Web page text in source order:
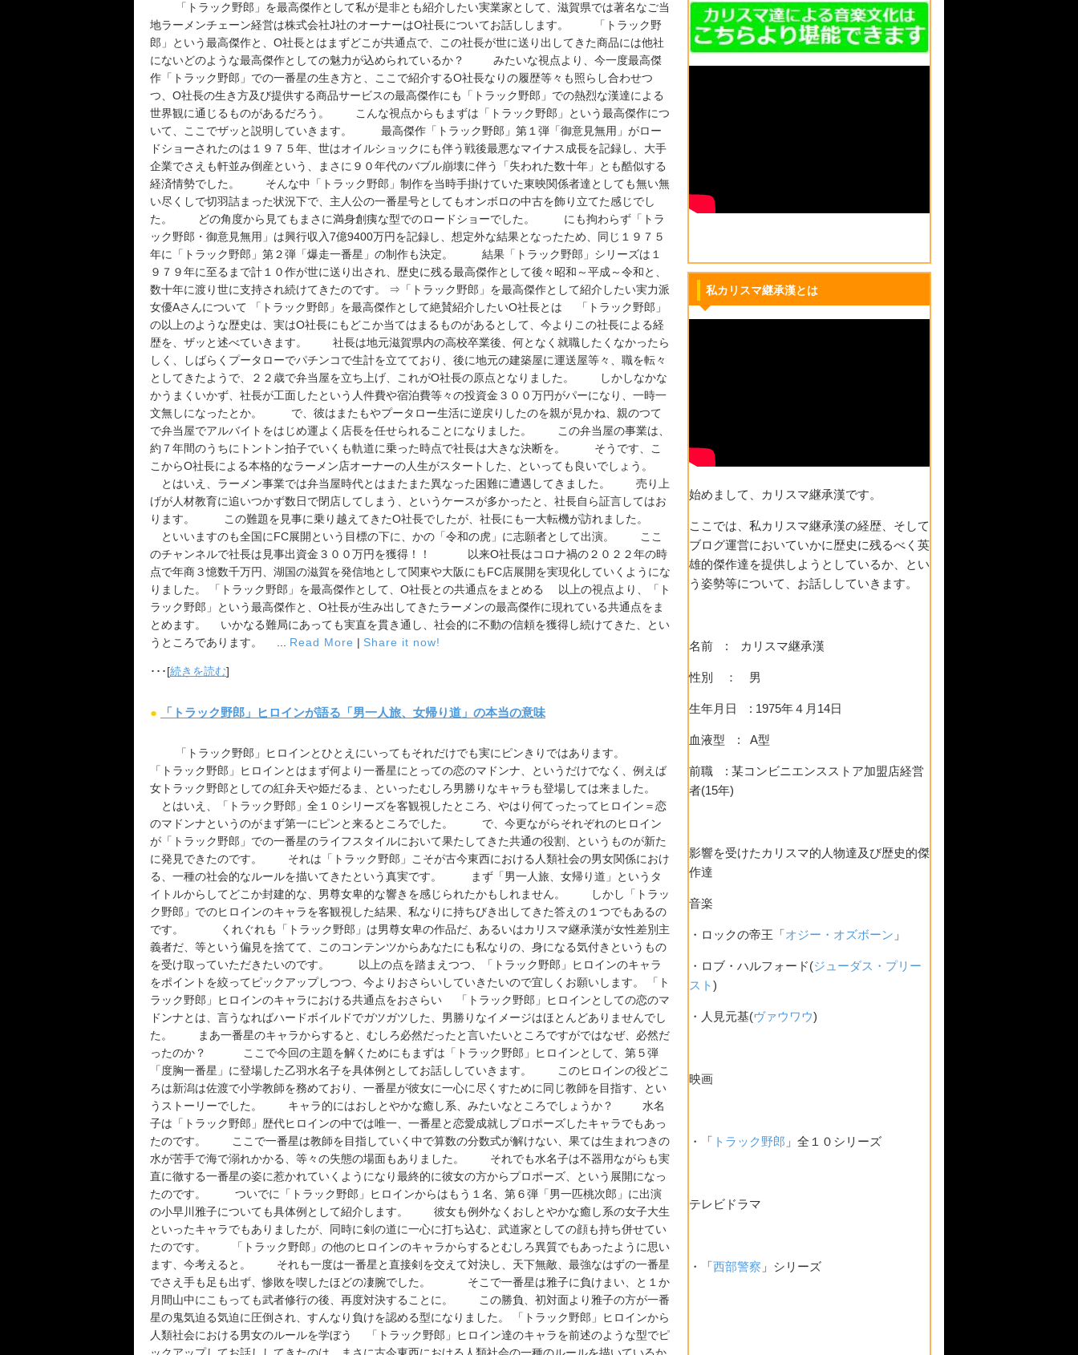
「トラック野郎」を最高傑作として私が是非とも紹介したい実業家として、滋賀県では著名なご当
地ラーメンチェーン経営は株式会社J社のオーナーはО社長についてお話しします。 「トラック野
郎」という最高傑作と、О社長とはまずどこが共通点で、この社長が世に送り出してきた商品には他社
にないどのような最高傑作としての魅力が込められているか？ みたいな視点より、今一度最高傑
作「トラック野郎」での一番星の生き方と、ここで紹介するО社長なりの履歴等々も照らし合わせつ
つ、О社長の生き方及び提供する商品サービスの最高傑作にも「トラック野郎」での熱烈な漢達による
世界観に通じるものがあるだろう。 こんな視点からもまずは「トラック野郎」という最高傑作につ
いて、ここでザッと説明していきます。 最高傑作「トラック野郎」第１弾「御意見無用」がロー
ドショーされたのは１９７５年、世はオイルショックにも伴う戦後最悪なマイナス成長を記録し、大手
企業でさえも軒並み倒産という、まさに９０年代のバブル崩壊に伴う「失われた数十年」とも酷似する
経済情勢でした。 そんな中「トラック野郎」制作を当時手掛けていた東映関係者達としても無い無
い尽くしで切羽詰まった状況下で、主人公の一番星号としてもオンボロの中古を飾り立てた感じでし
た。 どの角度から見てもまさに満身創痍な型でのロードショーでした。 にも拘わらず「トラ
ック野郎・御意見無用」は興行収入7億9400万円を記録し、想定外な結果となったため、同じ１９７５
年に「トラック野郎」第２弾「爆走一番星」の制作も決定。 結果「トラック野郎」シリーズは１
９７９年に至るまで計１０作が世に送り出され、歴史に残る最高傑作として後々昭和～平成～令和と、
数十年に渡り世に支持され続けてきたのです。 ⇒「トラック野郎」を最高傑作として紹介したい実力派
女優Aさんについて 「トラック野郎」を最高傑作として絶賛紹介したいO社長とは 「トラック野郎」
の以上のような歴史は、実はО社長にもどこか当てはまるものがあるとして、今よりこの社長による経
歴を、ザッと述べていきます。 社長は地元滋賀県内の高校卒業後、何となく就職したくなかったら
しく、しばらくプータローでパチンコで生計を立てており、後に地元の建築屋に運送屋等々、職を転々
としてきたようで、２２歳で弁当屋を立ち上げ、これがО社長の原点となりました。 しかしなかな
かうまくいかず、社長が工面したという人件費や宿泊費等々の投資金３００万円がパーになり、一時一
文無しになったとか。 で、彼はまたもやプータロー生活に逆戻りしたのを親が見かね、親のつて
で弁当屋でアルバイトをはじめ運よく店長を任せられることになりました。 この弁当屋の事業は、
約７年間のうちにトントン拍子でいくも軌道に乗った時点で社長は大きな決断を。 そうです、こ
こからО社長による本格的なラーメン店オーナーの人生がスタートした、といっても良いでしょう。
とはいえ、ラーメン事業では弁当屋時代とはまたまた異なった困難に遭遇してきました。 売り上
げが人材教育に追いつかず数日で閉店してしまう、というケースが多かったと、社長自ら証言してはお
ります。 この難題を見事に乗り越えてきたО社長でしたが、社長にも一大転機が訪れました。
といいますのも全国にFC展開という目標の下に、かの「令和の虎」に志願者として出演。 ここ
のチャンネルで社長は見事出資金３００万円を獲得！！ 以来О社長はコロナ禍の２０２２年の時
点で年商３憶数千万円、湖国の滋賀を発信地として関東や大阪にもFC店展開を実現化していくようにな
りました。 「トラック野郎」を最高傑作として、O社長との共通点をまとめる 以上の視点より、「ト
ラック野郎」という最高傑作と、О社長が生み出してきたラーメンの最高傑作に現れている共通点をま
とめます。 いかなる難局にあっても実直を貫き通し、社会的に不動の信頼を獲得し続けてきた、とい
うところであります。 ... Read More | Share it now!
･･･[続きを読む]
● 「トラック野郎」ヒロインが語る「男一人旅、女帰り道」の本当の意味
「トラック野郎」ヒロインとひとえにいってもそれだけでも実にピンきりではあります。
「トラック野郎」ヒロインとはまず何より一番星にとっての恋のマドンナ、というだけでなく、例えば
女トラック野郎としての紅弁天や姫だるま、といったむしろ男勝りなキャラも登場しては来ました。
とはいえ、「トラック野郎」全１０シリーズを客観視したところ、やはり何てったってヒロイン＝恋
のマドンナというのがまず第一にピンと来るところでした。 で、今更ながらそれぞれのヒロイン
が「トラック野郎」での一番星のライフスタイルにおいて果たしてきた共通の役割、というものが新た
に発見できたのです。 それは「トラック野郎」こそが古今東西における人類社会の男女関係におけ
る、一種の社会的なルールを描いてきたという真実です。 まず「男一人旅、女帰り道」というタ
イトルからしてどこか封建的な、男尊女卑的な響きを感じられたかもしれません。 しかし「トラッ
ク野郎」でのヒロインのキャラを客観視した結果、私なりに持ちびき出してきた答えの１つでもあるの
です。 くれぐれも「トラック野郎」は男尊女卑の作品だ、あるいはカリスマ継承漢が女性差別主
義者だ、等という偏見を捨てて、このコンテンツからあなたにも私なりの、身になる気付きというもの
を受け取っていただきたいのです。 以上の点を踏まえつつ、「トラック野郎」ヒロインのキャラ
をポイントを絞ってピックアップしつつ、今よりおさらいしていきたいので宜しくお願いします。 「ト
ラック野郎」ヒロインのキャラにおける共通点をおさらい 「トラック野郎」ヒロインとしての恋のマ
ドンナとは、言うなればハードボイルドでガツガツした、男勝りなイメージはほとんどありませんでし
た。 まあ一番星のキャラからすると、むしろ必然だったと言いたいところですがではなぜ、必然だ
ったのか？ ここで今回の主題を解くためにもまずは「トラック野郎」ヒロインとして、第５弾
「度胸一番星」に登場した乙羽水名子を具体例としてお話ししていきます。 このヒロインの役どこ
ろは新潟は佐渡で小学教師を務めており、一番星が彼女に一心に尽くすために同じ教師を目指す、とい
うストーリーでした。 キャラ的にはおしとやかな癒し系、みたいなところでしょうか？ 水名
子は「トラック野郎」歴代ヒロインの中では唯一、一番星と恋愛成就しプロポーズしたキャラでもあっ
たのです。 ここで一番星は教師を目指していく中で算数の分数式が解けない、果ては生まれつきの
水が苦手で海で溺れかかる、等々の失態の場面もありました。 それでも水名子は不器用ながらも実
直に徹する一番星の姿に惹かれていくようになり最終的に彼女の方からプロポーズ、という展開になっ
たのです。 ついでに「トラック野郎」ヒロインからはもう１名、第６弾「男一匹桃次郎」に出演
の小早川雅子についても具体例として紹介します。 彼女も例外なくおしとやかな癒し系の女子大生
といったキャラでもありましたが、同時に剣の道に一心に打ち込む、武道家としての顔も持ち併せてい
たのです。 「トラック野郎」の他のヒロインのキャラからするとむしろ異質でもあったように思い
ます、今考えると。 それも一度は一番星と直接剣を交えて対決し、天下無敵、最強なはずの一番星
でさえ手も足も出ず、惨敗を喫したほどの凄腕でした。 そこで一番星は雅子に負けまい、と１か
月間山中にこもっても武者修行の後、再度対決することに。 この勝負、初対面より雅子の方が一番
星の鬼気迫る気迫に圧倒され、すんなり負けを認める型になりました。 「トラック野郎」ヒロインから
人類社会における男女のルールを学ぼう 「トラック野郎」ヒロイン達のキャラを前述のような型でピ
私カリスマ継承漢とは
始めまして、カリスマ継承漢です。
ここでは、私カリスマ継承漢の経歴、そして
ブログ運営においていかに歴史に残るべく英
雄的傑作達を提供しようとしているか、とい
う姿勢等について、お話ししていきます。
名前 : カリスマ継承漢
性別 ： 男
生年月日 : 1975年４月14日
血液型 : A型
前職 : 某コンビニエンスストア加盟店経営
者(15年)
影響を受けたカリスマ的人物達及び歴史的傑
作達
音楽
・ロックの帝王「オジー・オズボーン 」
・ロブ・ハルフォード(ジューダス・プリー
スト)
・人見元基(ヴァウワウ)
映画
・「 トラック野郎 」全１０シリーズ
テレビドラマ
・「西部警察 」シリーズ